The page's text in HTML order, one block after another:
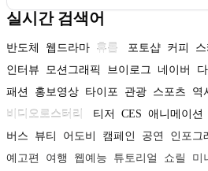
실시간 검색어
반도체 웹드라마 휴롬 포토샵 커피 스
인터뷰
모션그래픽 브이로그 네이버
패션
홍보영상 타이포 관광 스포츠 역
비디오로스터리
티저 CES 애니메이션
버스
뷰티 어도비 캠페인 공연 인포그
예고편
여행 웹예능 튜토리얼 쇼릴 미